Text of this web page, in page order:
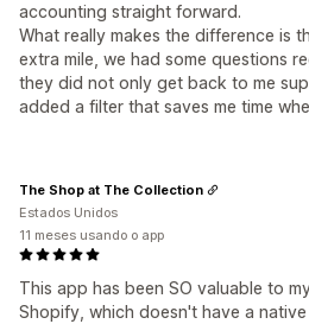
accounting straight forward.
What really makes the difference is
extra mile, we had some questions
they did not only get back to me
added a filter that saves me time
This app has been SO valuable to
Shopify, which doesn't have a
The Shop at The Collection
Estados Unidos
11 meses usando o app